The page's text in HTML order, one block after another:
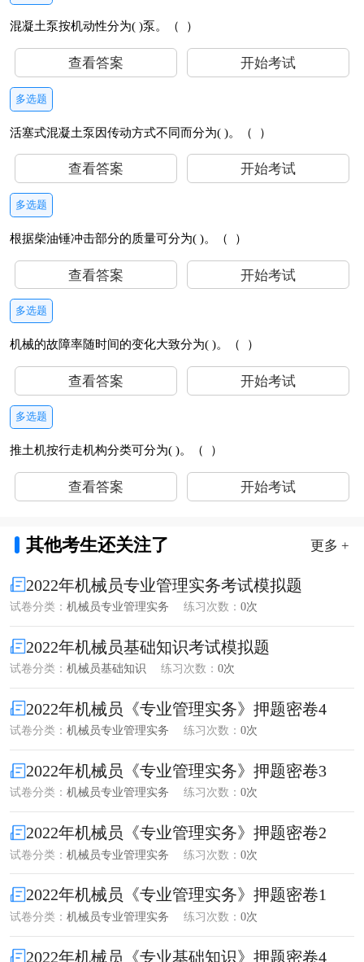
混凝土泵按机动性分为( )泵。（ ）
查看答案 开始考试
多选题
活塞式混凝土泵因传动方式不同而分为( )。（ ）
查看答案 开始考试
多选题
根据柴油锤冲击部分的质量可分为( )。（ ）
查看答案 开始考试
多选题
机械的故障率随时间的变化大致分为( )。（ ）
查看答案 开始考试
多选题
推土机按行走机构分类可分为( )。（ ）
查看答案 开始考试
其他考生还关注了 更多 +
2022年机械员专业管理实务考试模拟题
试卷分类： 机械员专业管理实务 练习次数： 0次
2022年机械员基础知识考试模拟题
试卷分类： 机械员基础知识 练习次数： 0次
2022年机械员《专业管理实务》押题密卷4
试卷分类： 机械员专业管理实务 练习次数： 0次
2022年机械员《专业管理实务》押题密卷3
试卷分类： 机械员专业管理实务 练习次数： 0次
2022年机械员《专业管理实务》押题密卷2
试卷分类： 机械员专业管理实务 练习次数： 0次
2022年机械员《专业管理实务》押题密卷1
试卷分类： 机械员专业管理实务 练习次数： 0次
2022年机械员《专业基础知识》押题密卷4